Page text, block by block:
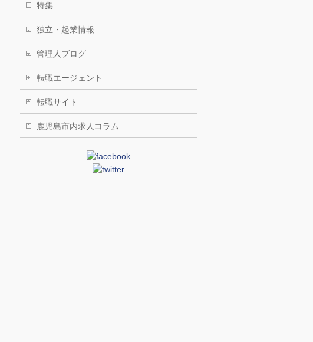
特集
独立・起業情報
管理人ブログ
転職エージェント
転職サイト
鹿児島市内求人コラム